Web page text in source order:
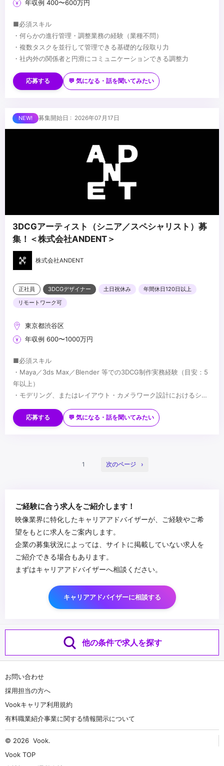
年収例 400〜600万円
■必須スキル
・何らかの進行管理・調整業務の経験（業種不問）
・複数タスクを並行して管理できる基礎的な段取り力
・社内外の関係者と円滑にコミュニケーションできる調整力
・制作進行・アシスタントディレクター・PMアシスタント等の経
・プロジェクト管理ツール（Notion／スプレッドシート等）の使用
経験
・AIツールの活用に前向きな方
■求める人物像
・進行管理が得意で、周囲を巻き込みながら業務を前に進められる
・段取り・気配りが得意で、丁寧かつ粘り強くフォローできる方
・将来PM・プロデューサーを目指す成長意欲のある方
応募する 💬 気になる・話を聞いてみたい
募集開始日 : 2026年07月17日
3DCGアーティスト（シニア／スペシャリスト）募
集！＜株式会社ANDENT＞
株式会社ANDENT
正社員 3DCGデザイナー 土日祝休み
年間休日120日以上
リモートワーク可
東京都渋谷区
年収例 600〜1000万円
■必須スキル
・Maya／3ds Max／Blender 等での3DCG制作実務経験（目安：5
年以上）
・モデリング、またはレイアウト・カメラワーク設計におけるシニ
・映像制作パイプラインの理解
・長編映像・ハイエンドCG・没入型コンテンツでの実務経験
・Houdini／Geometry Nodes 等を用いたプロシージャルワークフ
・AIを活用した映像制作の経験
応募する 💬 気になる・話を聞いてみたい
1 次のページ
ご経験に合う求人をご紹介します！
映像業界に特化したキャリアアドバイザーが、ご経験やご希
望をもとに求人をご案内します。
企業の募集状況によっては、サイトに掲載していない求人を
ご紹介できる場合もあります。
まずはキャリアアドバイザーへ相談ください。
キャリアアドバイザーに相談する
他の条件で求人を探す
お問い合わせ
採用担当の方へ
Vookキャリア利用規約
有料職業紹介事業に関する情報開示について
© 2026 Vook.
Vook TOP